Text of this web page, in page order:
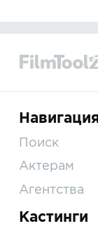
Поиск
Актерам
Агентства
Кастинги